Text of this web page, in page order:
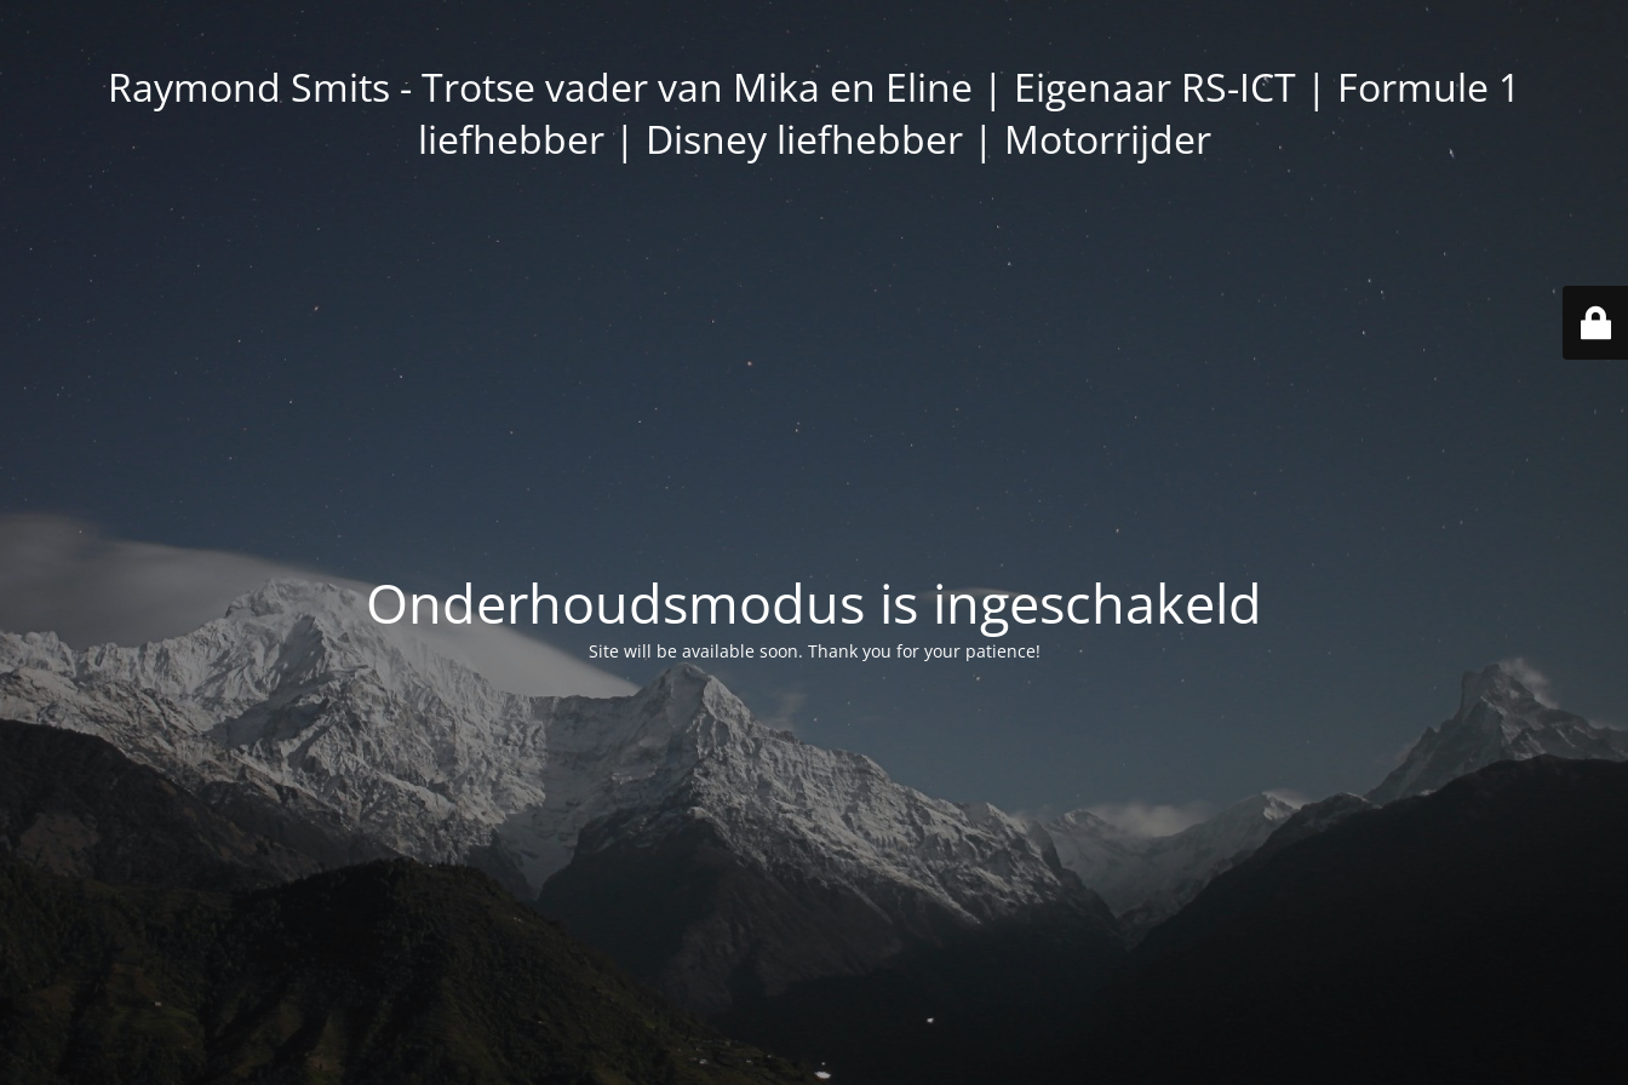
Raymond Smits - Trotse vader van Mika en Eline | Eigenaar RS-ICT | Formule 1
liefhebber | Disney liefhebber | Motorrijder
Onderhoudsmodus is ingeschakeld
Site will be available soon. Thank you for your patience!